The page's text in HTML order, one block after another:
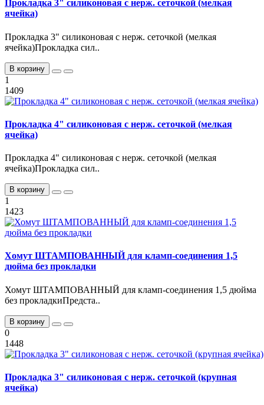
Прокладка 3" силиконовая с нерж. сеточкой (мелкая
ячейка)
Прокладка 3" силиконовая с нерж. сеточкой (мелкая
ячейка)Прокладка сил..
В корзину
1
1409
Прокладка 4" силиконовая с нерж. сеточкой (мелкая
ячейка)
Прокладка 4" силиконовая с нерж. сеточкой (мелкая
ячейка)Прокладка сил..
В корзину
1
1423
Хомут ШТАМПОВАННЫЙ для кламп-соединения 1,5
дюйма без прокладки
Хомут ШТАМПОВАННЫЙ для кламп-соединения 1,5 дюйма
без прокладкиПредста..
В корзину
0
1448
Прокладка 3" силиконовая с нерж. сеточкой (крупная
ячейка)